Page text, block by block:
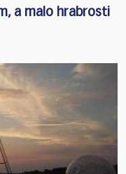
a malo hrabrosti